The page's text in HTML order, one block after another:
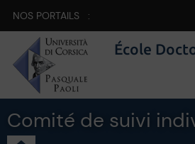
NOS PORTAILS :
École
Comité de suivi